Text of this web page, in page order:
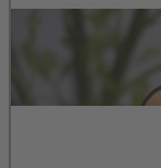
setzen natürliche
blühenden Zweigen
feine Ergänzung an
Thema zusammen.
x 4,5 x 0,3 cm (B x